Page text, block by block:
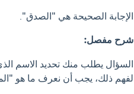
الإجابة الصحيحة هي "الصدق".
شرح مفصل:
السؤال يطلب منك تحديد الاسم
لفهم ذلك، يجب أن نعرف ما هو